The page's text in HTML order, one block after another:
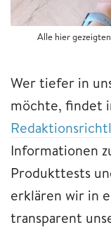
Alle hier
Wer tiefer in
möchte, findet
Informationen
Produkttests
erklären wir in
transparent